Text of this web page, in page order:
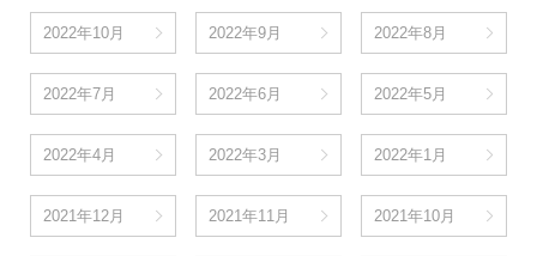
2022年10月 2022年9月 2022年8月
2022年7月 2022年6月 2022年5月
2022年4月 2022年3月 2022年1月
2021年12月 2021年11月 2021年10月